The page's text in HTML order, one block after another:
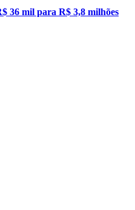
36 mil para R$ 3,8 milhões